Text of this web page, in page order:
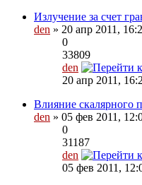
Излучение за счет
den » 20 апр 2011,
0
33809
den
20 апр 2011,
Влияние скалярного
den » 05 фев 2011,
0
31187
den
05 фев 2011,